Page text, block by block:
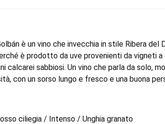
è un vino che invecchia in stile Ribera del
è prodotto da uve provenienti da vigneti
calcarei sabbiosi. Un vino che parla da solo,
con un sorso lungo e fresco e una buona
ciliegia / Intenso / Unghia granato